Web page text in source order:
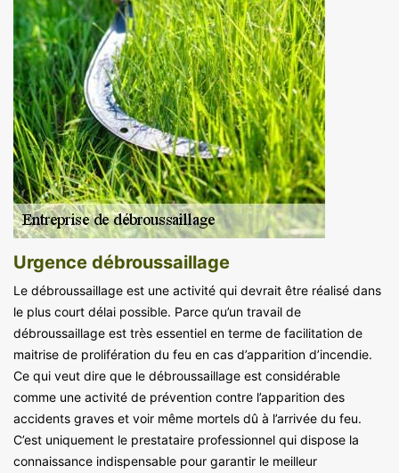
Urgence débroussaillage
Le débroussaillage est une activité qui devrait être réalisé dans
le plus court délai possible. Parce qu’un travail de
débroussaillage est très essentiel en terme de facilitation de
maitrise de prolifération du feu en cas d’apparition d’incendie.
Ce qui veut dire que le débroussaillage est considérable
comme une activité de prévention contre l’apparition des
accidents graves et voir même mortels dû à l’arrivée du feu.
C’est uniquement le prestataire professionnel qui dispose la
connaissance indispensable pour garantir le meilleur